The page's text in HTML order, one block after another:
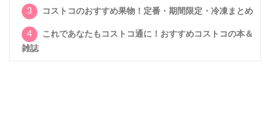
3 コストコのおすすめ果物！定番・期間限定・冷凍まとめ
4
これであなたもコストコ通に！おすすめコストコの本＆
雑誌